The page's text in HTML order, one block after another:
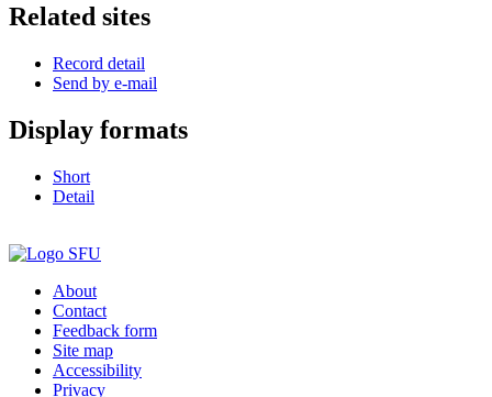
Related sites
Record detail
Send by e-mail
Display formats
Short
Detail
About
Contact
Feedback form
Site map
Accessibility
Privacy